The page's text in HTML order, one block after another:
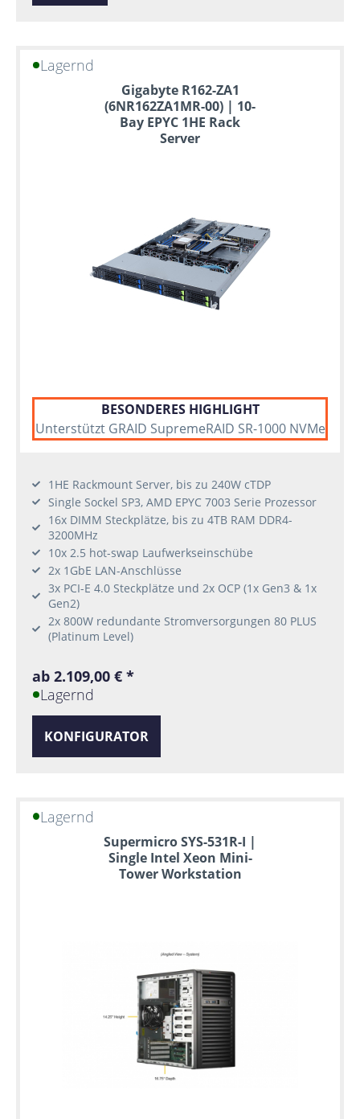
Lagernd
Gigabyte R162-ZA1
(6NR162ZA1MR-00) | 10-
Bay EPYC 1HE Rack
Server
BESONDERES HIGHLIGHT
Unterstützt GRAID SupremeRAID SR-1000 NVMe
1HE Rackmount Server, bis zu 240W cTDP
Single Sockel SP3, AMD EPYC 7003 Serie Prozessor
16x DIMM Steckplätze, bis zu 4TB RAM DDR4-
3200MHz
10x 2.5 hot-swap Laufwerkseinschübe
2x 1GbE LAN-Anschlüsse
3x PCI-E 4.0 Steckplätze und 2x OCP (1x Gen3 & 1x
Gen2)
2x 800W redundante Stromversorgungen 80 PLUS
(Platinum Level)
ab 2.109,00 € *
Lagernd
KONFIGURATOR
Lagernd
Supermicro SYS-531R-I |
Single Intel Xeon Mini-
Tower Workstation